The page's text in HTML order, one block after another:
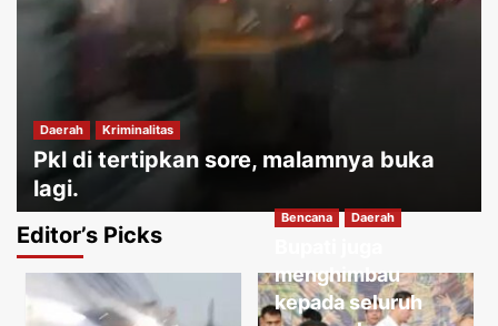
Daerah Kriminalitas
Pkl di tertipkan sore, malamnya buka
lagi.
0
Editor’s Picks
Bencana Daerah
menghimbau
kepada seluruh
3
Permainan tradisional memiliki nilai
edukatif yang sangat tinggi.